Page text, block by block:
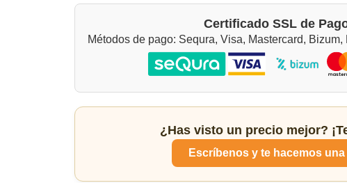
Certificado SSL de
Métodos de pago: Sequra, Visa, Mastercard,
¿Has visto un precio mejor?
Escríbenos y te hacemos